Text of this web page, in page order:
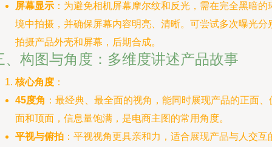
屏幕显示 ：为避免相机屏幕摩尔纹和反光，需在完全黑暗的
境中拍摄，并确保屏幕内容明亮、清晰。可尝试多次曝光分
拍摄产品外壳和屏幕，后期合成。
、构图与角度：多维度讲述产品故事
核心角度 ：
45度角 ：最经典、最全面的视角，能同时展现产品的正面、
面和顶面，信息量饱满，是电商主图的常用角度。
平视与俯拍 ：平视视角更具亲和力，适合展现产品与人交互